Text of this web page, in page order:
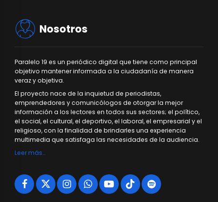
Nosotros
Paralelo 19 es un periódico digital que tiene como principal
objetivo mantener informada a la ciudadanía de manera
veraz y objetiva.
El proyecto nace de la inquietud de periodistas,
emprendedores y comunicólogos de otorgar la mejor
información a los lectores en todos sus sectores; el político,
el social, el cultural, el deportivo, el laboral, el empresarial y el
religioso, con la finalidad de brindarles una experiencia
multimedia que satisfaga las necesidades de la audiencia.
Leer más…